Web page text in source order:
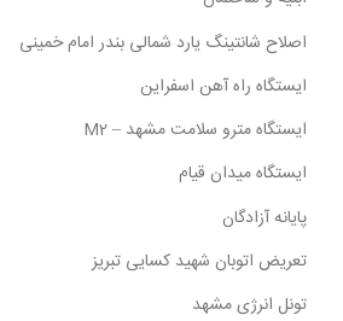
اصلاح شانتینگ یارد شمالی بندر امام خمینی
ایستگاه راه آهن اسفراین
ایستگاه مترو سلامت مشهد – M2
ایستگاه میدان قیام
پایانه آزادگان
تعریض اتوبان شهید کسایی تبریز
تونل انرژی مشهد